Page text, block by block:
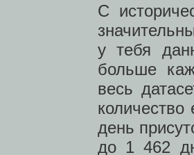
С
у тебя
больше
весь
день
до 1 462